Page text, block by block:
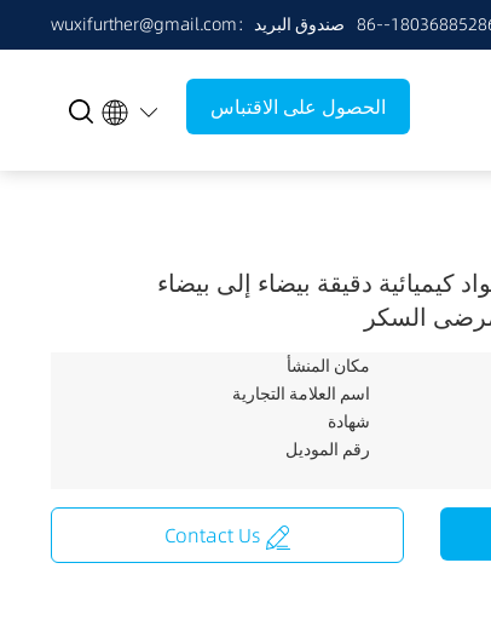
wuxifurther@gmail.com：صندوق البريد
الحصول على الاقتباس
كاس 83480-29-9 مواد كيميائية دقيقة بيضاء إلى بيضاء
السكر
مكان المنشأ
اسم العلامة التجارية
شهادة
رقم الموديل
Contact Us